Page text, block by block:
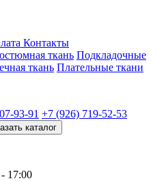
Контакты
ткань Подкладочные
ткань Плательные ткани
93-91 +7 (926) 719-52-53
каталог
17:00